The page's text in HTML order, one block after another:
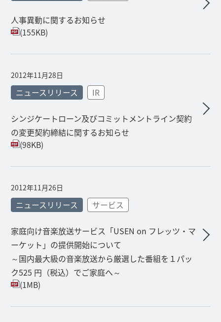
人事異動に関するお知らせ
(155KB)
2012年11月28日
ニュースリリース IR
シンジケートローン及びコミットメントライン契約
の変更契約締結に関するお知らせ
(98KB)
2012年11月26日
ニュースリリース サービス
家庭向け音楽放送サービス「USEN on フレッツ・マ
ーケット」の提供開始について
～国内最大級の音楽放送から厳選した番組を１パッ
ク525 円（税込）でご家庭へ～
(1MB)